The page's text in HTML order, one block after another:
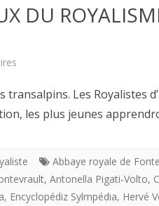
DU
Volto.
DES
LIEUX
Les Royalistes
les plus jeunes
Abbaye royale de
, Antonella Pigati-Volto,
, Encyclopédiz Sylmpédia, Hervé